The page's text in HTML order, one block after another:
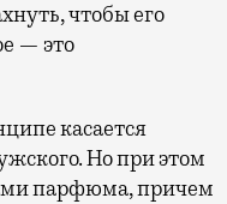
чтобы его
— это
касается
Но при этом
парфюма, причем